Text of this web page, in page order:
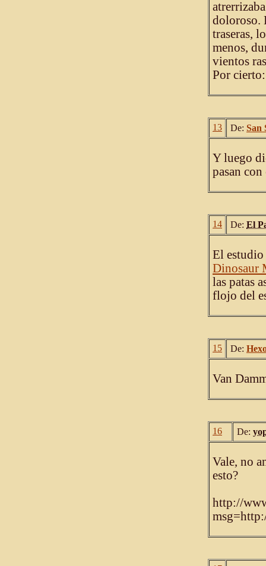
doloroso.
traseras,
menos,
vientos
Por
13 De: San
Y luego
pasan
14 De: El
El
Dinosaur
las patas
flojo del
15 De:
Van
16 De:
Vale, no
esto?
http://